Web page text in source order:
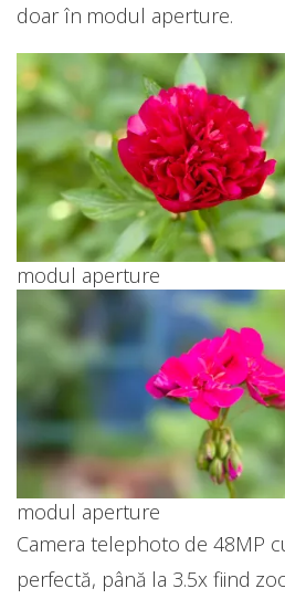
doar în modul aperture.
modul aperture
modul aperture
Camera telephoto de 48MP
perfectă, până la 3.5x fiind